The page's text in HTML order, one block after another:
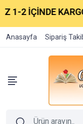
2 İÇİNDE
Anasayfa Sipariş